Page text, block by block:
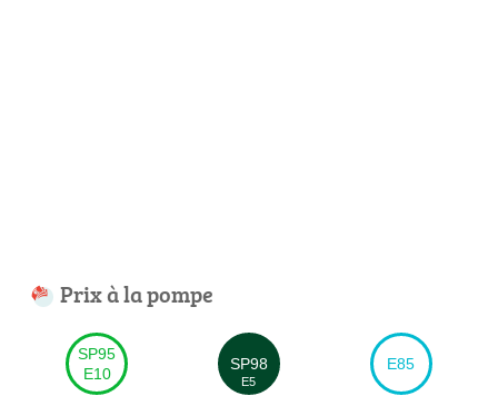
Prix à la pompe
SP95
E10
SP98
E5
E85